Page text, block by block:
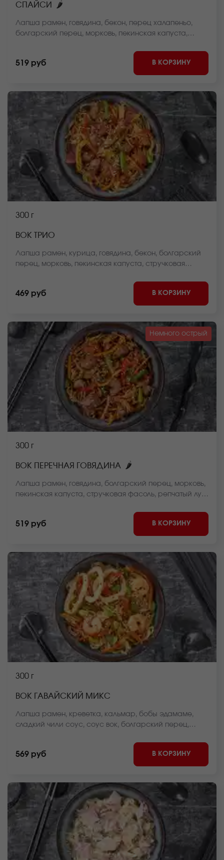
СПАЙСИ
🌶
Лапша рамен, говядина, бекон, перец халапеньо,
болгарский перец, морковь, пекинская капуста,
*Внешний вид блюда может отличаться от фото на
сайте.
519 руб В КОРЗИНУ
300 г
ВОК ТРИО
Лапша рамен, курица, говядина, бекон, болгарский
перец, морковь, пекинская капуста, стручковая
блюда может отличаться от фото на сайте.
469 руб В КОРЗИНУ
Немного острый
300 г
ВОК ПЕРЕЧНАЯ ГОВЯДИНА 🌶
Лапша рамен, говядина, болгарский перец, морковь,
пекинская капуста, стручковая фасоль, репчатый лук,
может отличаться от фото на сайте.
519 руб В КОРЗИНУ
300 г
ВОК ГАВАЙСКИЙ МИКС
Лапша рамен, креветка, кальмар, бобы эдамаме,
сладкий чили соус, соус вок, болгарский перец,
репчатый лук, кунжут, кунжутное масло *Внешний вид
блюда может отличаться от фото на сайте.
569 руб В КОРЗИНУ